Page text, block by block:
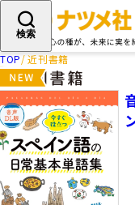
検索
TOP 近刊書籍
近刊書籍